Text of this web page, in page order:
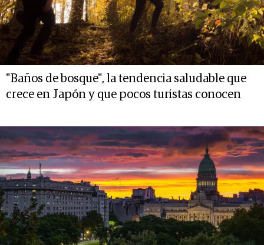
"Baños de bosque", la tendencia saludable que
crece en Japón y que pocos turistas conocen